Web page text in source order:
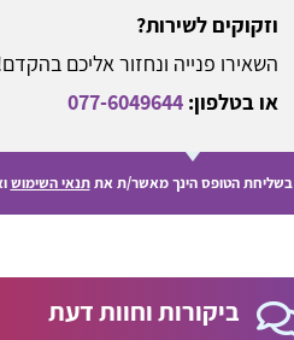
וזקוקים לשירות?
השאירו פנייה ונחזור אליכם
או בטלפון:077-6049644
בשליחת הטופס הינך מאשר/ת אתתנאי השימוש
ביקורות וחוות דעת